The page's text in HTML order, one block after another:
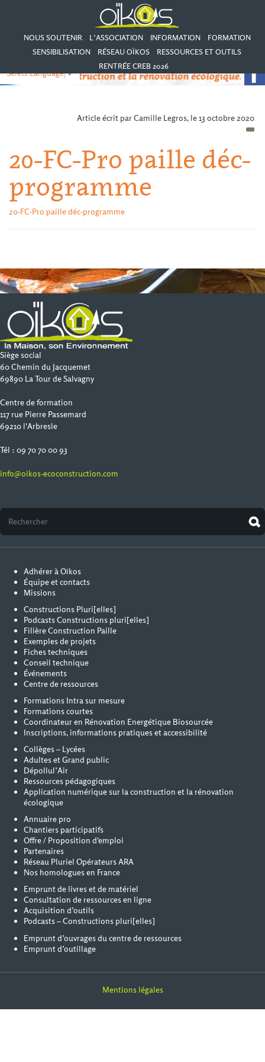
NOUS SOUTENIR L’ASSOCIATION INFORMATION
FORMATION
SENSIBILISATION
RÉSEAU OÏKOS
RESSOURCES ET OUTILS
RENTRÉE CREB 2026
Select Language▼
Article écrit par Camille Legros, le 13 octobre 2020
20-FC-Pro paille déc-
programme
20-FC-Pro paille déc-programme
Siège social
60 Chemin du Jacquemet
69890 La Tour de Salvagny
Centre de formation
117 rue Pierre Passemard
69210 l'Arbresle
Tél : 09 70 70 00 93
info@oikos-ecoconstruction.com
Adhérer à Oïkos
Équipe et contacts
Missions
Constructions Pluri[elles]
Podcasts Constructions pluri[elles]
Filière Construction Paille
Exemples de projets
Fiches techniques
Conseil technique
Événements
Centre de ressources
Formations Intra sur mesure
Formations courtes
Coordinateur en Rénovation Energétique Biosourcée
Inscriptions, informations pratiques et accessibilité
Collèges – Lycées
Adultes et Grand public
Dépollul’Air
Ressources pédagogiques
Application numérique sur la construction et la rénovation
écologique
Annuaire pro
Chantiers participatifs
Offre / Proposition d'emploi
Partenaires
Réseau Pluriel Opérateurs ARA
Nos homologues en France
Emprunt de livres et de matériel
Consultation de ressources en ligne
Acquisition d’outils
Podcasts – Constructions pluri[elles]
Emprunt d’ouvrages du centre de ressources
Emprunt d’outillage
Mentions légales